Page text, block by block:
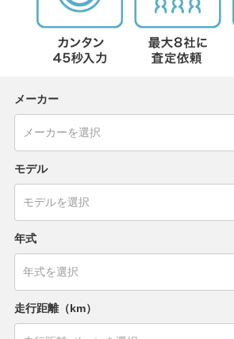
メーカー
モデル
年式
走行距離（km）